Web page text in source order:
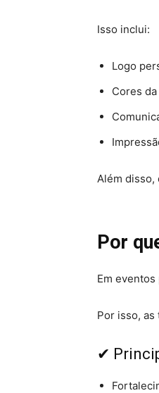
Isso inclui:
Logo
Cores
Além disso,
Por
Em
Por isso, as
✔